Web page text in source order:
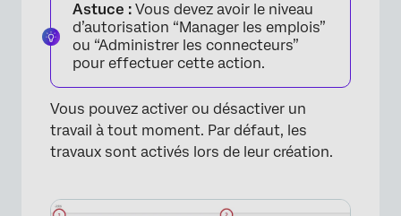
Astuce : Vous devez avoir le niveau
d’autorisation “Manager les emplois”
ou “Administrer les connecteurs”
pour effectuer cette action.
Vous pouvez activer ou désactiver un
travail à tout moment. Par défaut, les
travaux sont activés lors de leur création.